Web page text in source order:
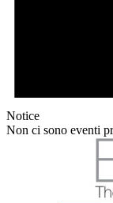
Notice
Non ci sono eventi